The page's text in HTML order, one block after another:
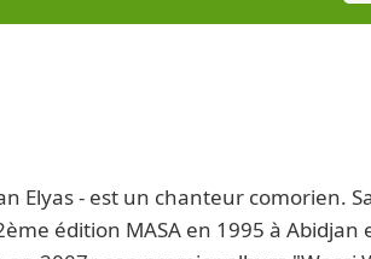
Elyas - est un chanteur comorien.
édition MASA en 1995 à